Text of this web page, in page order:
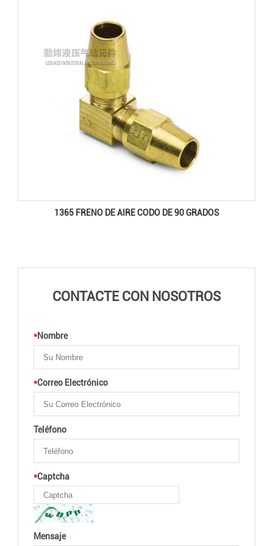
1365 FRENO DE AIRE CODO DE 90 GRADOS
CONTACTE CON NOSOTROS
*Nombre
*Correo Electrónico
Teléfono
*Captcha
Mensaje